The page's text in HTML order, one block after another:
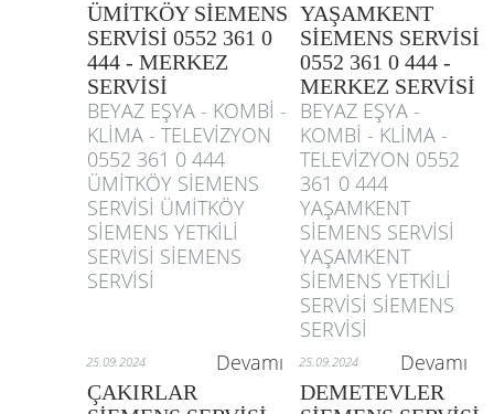
ÜMİTKÖY SİEMENS
SERVİSİ 0552 361 0
444 - MERKEZ
SERVİSİ
YAŞAMKENT
SİEMENS SERVİSİ
0552 361 0 444 -
MERKEZ SERVİSİ
BEYAZ EŞYA - KOMBİ -
KLİMA - TELEVİZYON
0552 361 0 444
ÜMİTKÖY SİEMENS
SERVİSİ ÜMİTKÖY
SİEMENS YETKİLİ
SERVİSİ SİEMENS
SERVİSİ
BEYAZ EŞYA -
KOMBİ - KLİMA -
TELEVİZYON 0552
361 0 444
YAŞAMKENT
SİEMENS SERVİSİ
YAŞAMKENT
SİEMENS YETKİLİ
SERVİSİ SİEMENS
SERVİSİ
25.09.2024 Devamı 25.09.2024 Devamı
ÇAKIRLAR
DEMETEVLER